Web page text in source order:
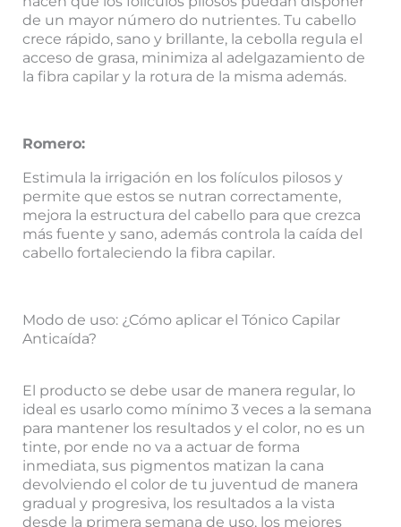
de un mayor número do nutrientes. Tu cabello
crece rápido, sano y brillante, la cebolla regula el
acceso de grasa, minimiza al adelgazamiento de
la fibra capilar y la rotura de la misma además.
Romero:
Estimula la irrigación en los folículos pilosos y
permite que estos se nutran correctamente,
mejora la estructura del cabello para que crezca
más fuente y sano, además controla la caída del
cabello fortaleciendo la fibra capilar.
Modo de uso: ¿Cómo aplicar el Tónico Capilar
Anticaída?
El producto se debe usar de manera regular, lo
ideal es usarlo como mínimo 3 veces a la semana
para mantener los resultados y el color, no es un
tinte, por ende no va a actuar de forma
inmediata, sus pigmentos matizan la cana
devolviendo el color de tu juventud de manera
gradual y progresiva, los resultados a la vista
desde la primera semana de uso, los mejores